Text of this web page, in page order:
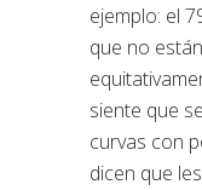
ejemplo: el
que no
siente que
curvas con
dicen que